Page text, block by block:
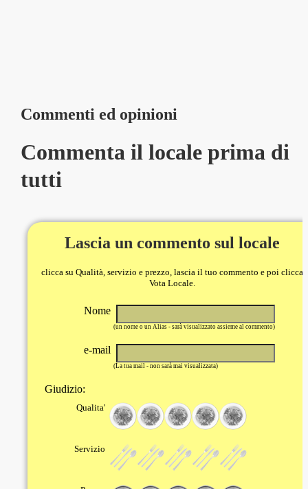
Commenti ed opinioni
Commenta il locale prima di
tutti
Lascia un commento sul locale
clicca su Qualità, servizio e prezzo, lascia il tuo commento e poi clicca
Vota Locale.
Nome
(un nome o un Alias - sarà visualizzato assieme al commento)
e-mail
(La tua mail - non sarà mai visualizzata)
Giudizio:
Qualita'
Servizio